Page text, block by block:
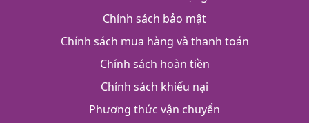
Chính sách bảo mật
Chính sách mua hàng và thanh toán
Chính sách hoàn tiền
Chính sách khiếu nại
Phương thức vận chuyển